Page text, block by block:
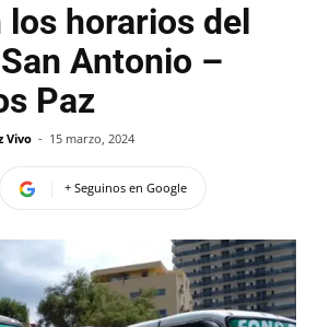
los horarios del
Antonio –
Paz
Vivo - 15 marzo, 2024
+ Seguinos en Google